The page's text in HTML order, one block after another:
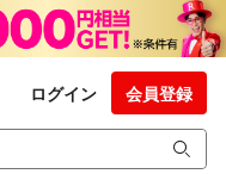
ログイン 会員登録